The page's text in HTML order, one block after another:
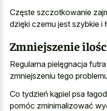
Częste szczotkowanie
dzięki czemu jest szybkie i
Zmniejszenie
Regularna pielęgnacja
zmniejszeniu tego
Co tydzień kąpiel psa
pomóc zminimalizować